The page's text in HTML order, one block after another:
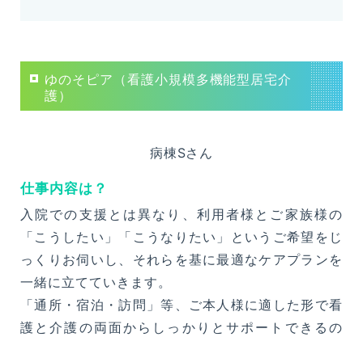
予約優先で診察を行いますので、外来診療をご希望の方
は事前に電話でのご連絡をお願いします
TEL.0942-51-3838
〒830-0054 福岡県久留米市藤光町965-2
交通アクセス 外来担当医表
ゆのそピア（看護小規模多機能型居宅介
護）
病棟Sさん
仕事内容は？
入院での支援とは異なり、利用者様とご家族様の
「こうしたい」「こうなりたい」というご希望をじ
っくりお伺いし、それらを基に最適なケアプランを
一緒に立てていきます。
「通所・宿泊・訪問」等、ご本人様に適した形で看
護と介護の両面からしっかりとサポートできるの